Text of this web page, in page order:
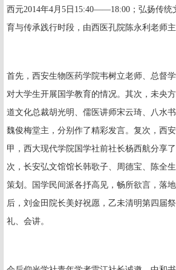
西元2014年4月 5 日 15:40——18:00 ；弘扬传
育与传承践行时段，由西医孔院陈永利老师主
首先，西安生物医药学院韦树立老师、总督
对大学生开展国学教育的情况。其次，未央
道文化总裁胡光明、儒医讲师宋云琦、八水
魏俊梅堂主，分别作了精彩发言。复次，西
甲，西大现代学院国学社前社长杨西航分享
次，长安弘文馆馆长韩歌子、周德宝、陈全
策划。国学民间派各抒高见，畅所欲言，落
后，刘金田院长美好祝愿，乙未清明第四届
礼、会讲。